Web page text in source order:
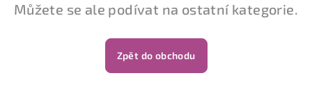
Můžete se ale podívat na ostatní kategorie.
Zpět do obchodu